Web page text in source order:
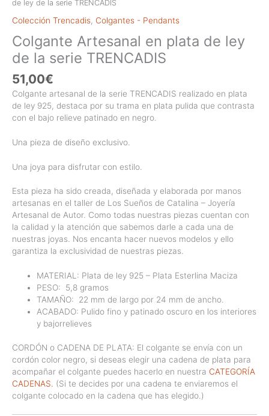
de ley de la serie TRENCADIS
Colección Trencadis Colgantes - Pendants
Colgante Artesanal en plata de ley
de la serie TRENCADIS
51,00€
Colgante artesanal de la serie TRENCADIS realizado en plata
de ley 925, destaca por su trama en plata pulida que contrasta
con el bajo relieve patinado en negro.
Una pieza de diseño exclusivo.
Una joya para disfrutar con estilo.
Esta pieza ha sido creada, diseñada y elaborada por manos
artesanas en el taller de Los Sueños de Catalina – Joyería
Artesanal de Autor. Como todas nuestras piezas cuentan con
la calidad y la atención que sabemos darle a cada una de
nuestras joyas. Nos encanta hacer nuevos modelos y ello
garantiza la exclusividad de nuestras piezas.
MATERIAL: Plata de ley 925 – Plata Esterlina Maciza
PESO:
5,8 gramos
TAMAÑO:
22 mm de largo por 24 mm de ancho.
ACABADO: Pulido fino y patinado oscuro en los interiores
y bajorrelieves
CORDÓN o CADENA DE PLATA: El colgante se envía con un
cordón color negro, si deseas elegir una cadena de plata para
acompañar el colgante puedes hacerlo en nuestra CATEGORÍA
CADENAS. (Si te decides por una cadena te enviaremos el
colgante colocado en la cadena que has elegido.)